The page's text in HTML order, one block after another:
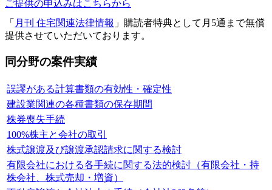
ご提供の申込みはこちらから
「 月刊 住宅関連法律情報 」購読者特典として月5通まで無償
提供させていただいております。
同分野の案件実績
誤謬がある計算書類の有効性・確定性
建設業関連の各種書類の保存期間
株券喪失手続
100%株主と会社の取引
株式譲渡及び譲渡承認請求に関する検討
有限会社における各手続に関する法的検討（有限会社・持
株会社、株式売却・増資）